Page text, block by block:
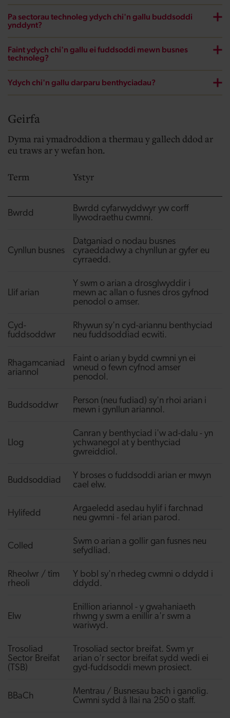
Pa sectorau technoleg ydych chi'n gallu buddsoddi
ynddynt?
Faint ydych chi'n gallu ei fuddsoddi mewn busnes
technoleg?
Ydych chi'n gallu darparu benthyciadau?
Geirfa
Dyma rai ymadroddion a thermau y gallech ddod ar
eu traws ar y wefan hon.
Term Ystyr
Bwrdd
Bwrdd cyfarwyddwyr yw corff
llywodraethu cwmni.
Cynllun busnes
Datganiad o nodau busnes
cyraeddadwy a chynllun ar gyfer eu
cyrraedd.
Llif arian
Y swm o arian a drosglwyddir i
mewn ac allan o fusnes dros gyfnod
penodol o amser.
Cyd-
fuddsoddwr
Rhywun sy'n cyd-ariannu benthyciad
neu fuddsoddiad ecwiti.
Rhagamcaniad
ariannol
Faint o arian y bydd cwmni yn ei
wneud o fewn cyfnod amser
penodol.
Buddsoddwr
Person (neu fudiad) sy'n rhoi arian i
mewn i gynllun ariannol.
Llog
Canran y benthyciad i'w ad-dalu - yn
ychwanegol at y benthyciad
gwreiddiol.
Buddsoddiad
Y broses o fuddsoddi arian er mwyn
cael elw.
Hylifedd
Argaeledd asedau hylif i farchnad
neu gwmni - fel arian parod.
Colled
Swm o arian a gollir gan fusnes neu
sefydliad.
Rheolwr / tîm
rheoli
Y bobl sy'n rhedeg cwmni o ddydd i
ddydd.
Elw
Enillion ariannol - y gwahaniaeth
rhwng y swm a enillir a'r swm a
wariwyd.
Trosoliad
Sector Breifat
(TSB)
Trosoliad sector breifat. Swm yr
arian o'r sector breifat sydd wedi ei
gyd-fuddsoddi mewn prosiect.
BBaCh
Mentrau / Busnesau bach i ganolig.
Cwmni sydd â llai na 250 o staff.